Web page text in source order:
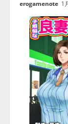
erogamenote 1